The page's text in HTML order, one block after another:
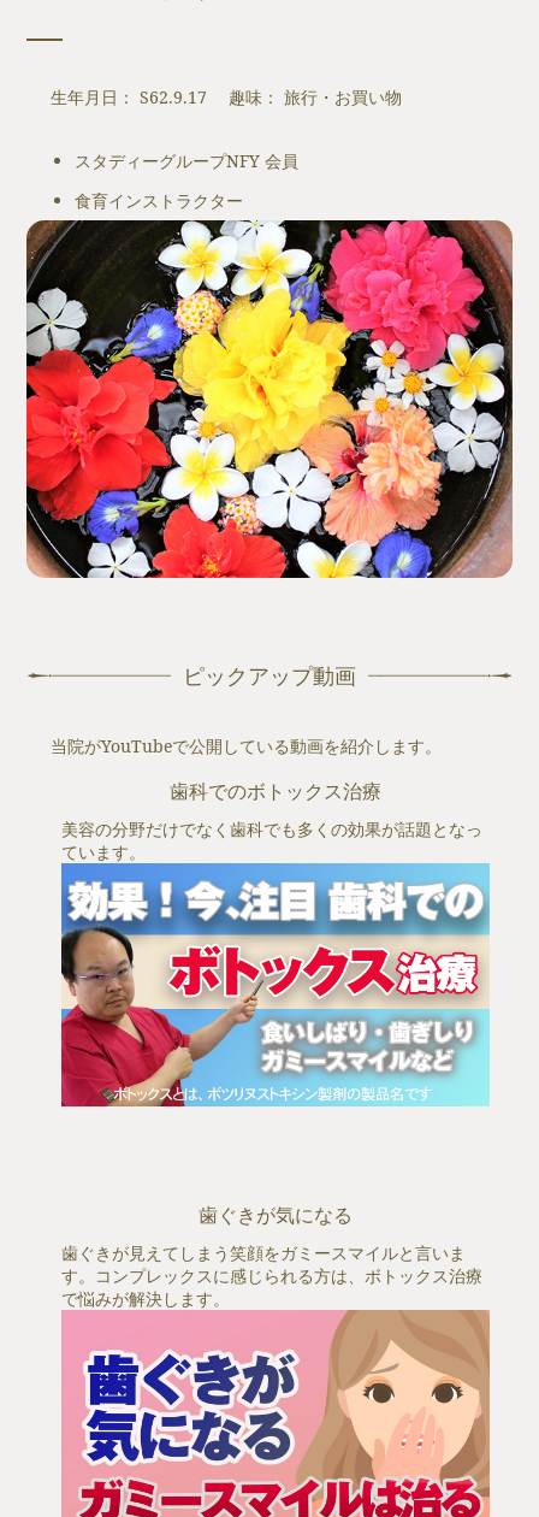
生年月日： S62.9.17 趣味： 旅行・お買い物
スタディーグループNFY 会員
食育インストラクター
ピックアップ動画
当院がYouTubeで公開している動画を紹介します。
歯科でのボトックス治療
美容の分野だけでなく歯科でも多くの効果が話題となっ
ています。
歯ぐきが気になる
歯ぐきが見えてしまう笑顔をガミースマイルと言いま
す。コンプレックスに感じられる方は、ボトックス治療
で悩みが解決します。